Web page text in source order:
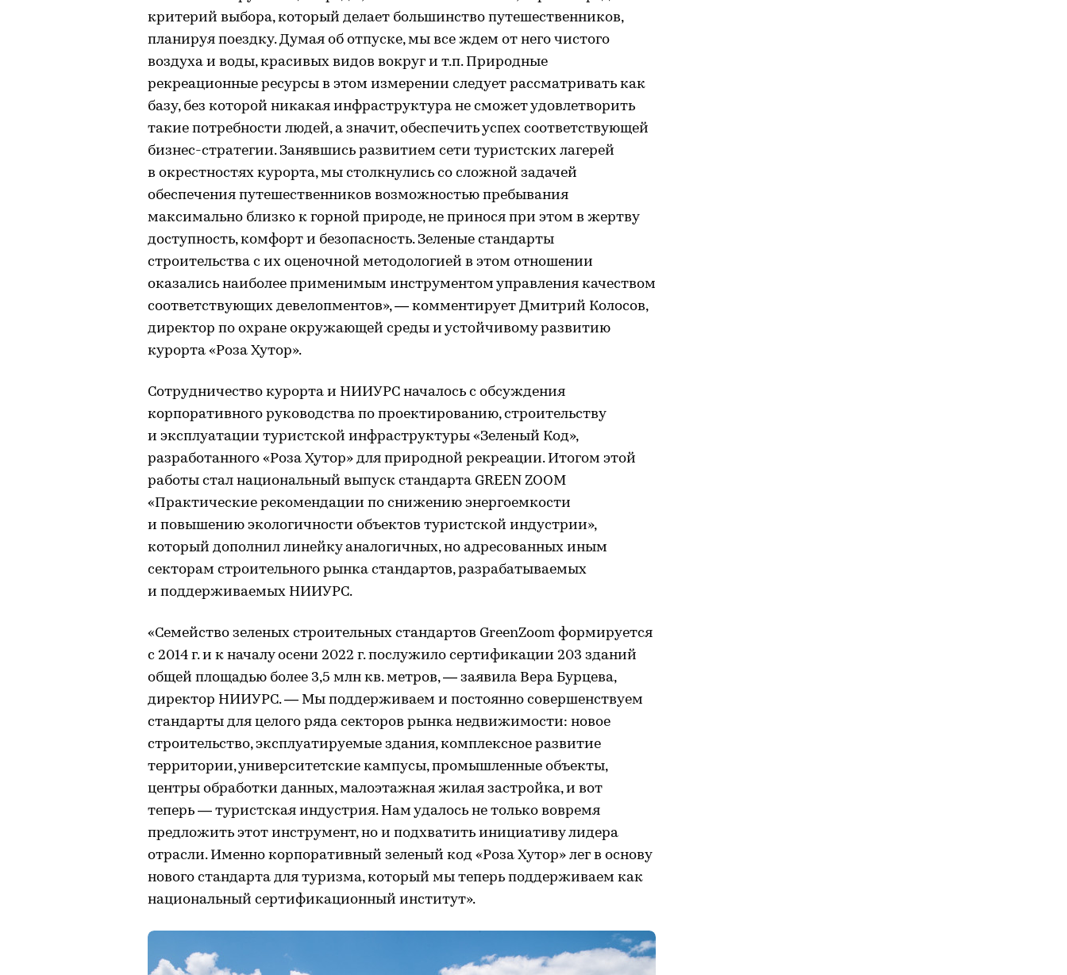
критерий выбора, который делает большинство путешественников,
планируя поездку. Думая об отпуске, мы все ждем от него чистого
воздуха и воды, красивых видов вокруг и т.п. Природные
рекреационные ресурсы в этом измерении следует рассматривать как
базу, без которой никакая инфраструктура не сможет удовлетворить
такие потребности людей, а значит, обеспечить успех соответствующей
бизнес-стратегии. Занявшись развитием сети туристских лагерей
в окрестностях курорта, мы столкнулись со сложной задачей
обеспечения путешественников возможностью пребывания
максимально близко к горной природе, не принося при этом в жертву
доступность, комфорт и безопасность. Зеленые стандарты
строительства с их оценочной методологией в этом отношении
оказались наиболее применимым инструментом управления качеством
соответствующих девелопментов», — комментирует Дмитрий Колосов,
директор по охране окружающей среды и устойчивому развитию
курорта «Роза Хутор».
Сотрудничество курорта и НИИУРС началось с обсуждения
корпоративного руководства по проектированию, строительству
и эксплуатации туристской инфраструктуры «Зеленый Код»,
разработанного «Роза Хутор» для природной рекреации. Итогом этой
работы стал национальный выпуск стандарта GREEN ZOOM
«Практические рекомендации по снижению энергоемкости
и повышению экологичности объектов туристской индустрии»,
который дополнил линейку аналогичных, но адресованных иным
секторам строительного рынка стандартов, разрабатываемых
и поддерживаемых НИИУРС.
«Семейство зеленых строительных стандартов GreenZoom формируется
с 2014 г. и к началу осени 2022 г. послужило сертификации 203 зданий
общей площадью более 3,5 млн кв. метров, — заявила Вера Бурцева,
директор НИИУРС. — Мы поддерживаем и постоянно совершенствуем
стандарты для целого ряда секторов рынка недвижимости: новое
строительство, эксплуатируемые здания, комплексное развитие
территории, университетские кампусы, промышленные объекты,
центры обработки данных, малоэтажная жилая застройка, и вот
теперь — туристская индустрия. Нам удалось не только вовремя
предложить этот инструмент, но и подхватить инициативу лидера
отрасли. Именно корпоративный зеленый код «Роза Хутор» лег в основу
нового стандарта для туризма, который мы теперь поддерживаем как
национальный сертификационный институт».